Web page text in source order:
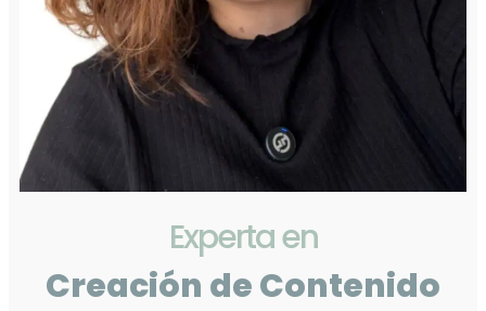
Experta en
Creación de Contenido